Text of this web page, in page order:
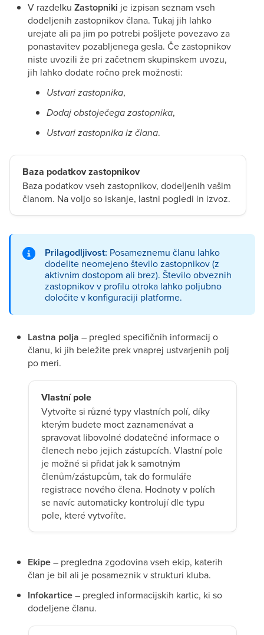
V razdelku Zastopniki je izpisan seznam vseh
dodeljenih zastopnikov člana. Tukaj jih lahko
urejate ali pa jim po potrebi pošljete povezavo za
ponastavitev pozabljenega gesla. Če zastopnikov
niste uvozili že pri začetnem skupinskem uvozu,
jih lahko dodate ročno prek možnosti:
Ustvari zastopnika,
Dodaj obstoječega zastopnika,
Ustvari zastopnika iz člana.
Baza podatkov zastopnikov
Baza podatkov vseh zastopnikov, dodeljenih vašim
članom. Na voljo so iskanje, lastni pogledi in izvoz.
Prilagodljivost: Posameznemu članu lahko
dodelite neomejeno število zastopnikov (z
aktivnim dostopom ali brez). Število obveznih
zastopnikov v profilu otroka lahko poljubno
določite v konfiguraciji platforme.
Lastna polja – pregled specifičnih informacij o
članu, ki jih beležite prek vnaprej ustvarjenih polj
po meri.
Vlastní pole
Vytvořte si různé typy vlastních polí, díky
kterým budete moct zaznamenávat a
spravovat libovolné dodatečné informace o
členech nebo jejich zástupcích. Vlastní pole
je možné si přidat jak k samotným
členům/zástupcům, tak do formuláře
registrace nového člena. Hodnoty v polích
se navíc automaticky kontrolují dle typu
pole, které vytvoříte.
Ekipe– pregledna zgodovina vseh ekip, katerih
član je bil ali je posameznik v strukturi kluba.
Infokartice– pregled informacijskih kartic, ki so
dodeljene članu.